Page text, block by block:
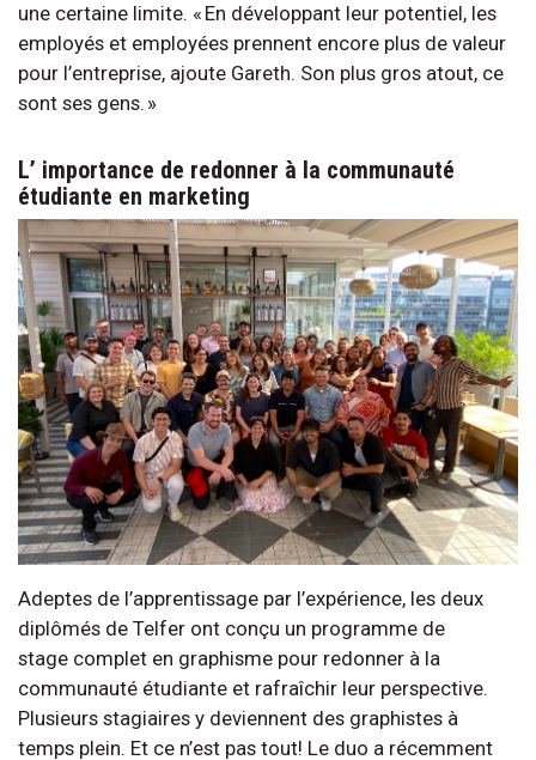
une certaine limite. « En développant leur potentiel, les
employés et employées prennent encore plus de valeur
pour l’entreprise, ajoute Gareth. Son plus gros atout, ce
sont ses gens. »
L’ importance de redonner à la communauté
étudiante en marketing
Adeptes de l’apprentissage par l’expérience, les deux
diplômés de Telfer ont conçu un programme de
stage complet en graphisme pour redonner à la
communauté étudiante et rafraîchir leur perspective.
Plusieurs stagiaires y deviennent des graphistes à
temps plein. Et ce n’est pas tout! Le duo a récemment